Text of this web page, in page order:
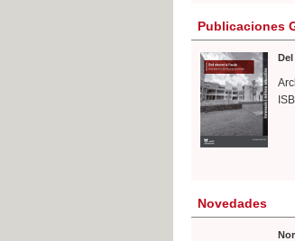
Publicaciones
Novedades